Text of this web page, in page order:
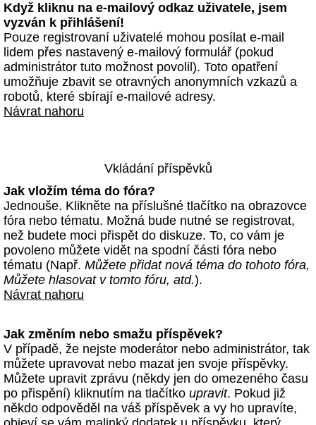
Když kliknu na e-mailový odkaz uživatele, jsem
vyzván k přihlášení!
Pouze registrovaní uživatelé mohou posílat e-mail
lidem přes nastavený e-mailový formulář (pokud
administrátor tuto možnost povolil). Toto opatření
umožňuje zbavit se otravných anonymních vzkazů a
robotů, které sbírají e-mailové adresy.
Návrat nahoru
Vkládání příspěvků
Jak vložím téma do fóra?
Jednouše. Klikněte na příslušné tlačítko na obrazovce
fóra nebo tématu. Možná bude nutné se registrovat,
než budete moci přispět do diskuze. To, co vám je
povoleno můžete vidět na spodní části fóra nebo
tématu (Např. Můžete přidat nová téma do tohoto fóra,
Můžete hlasovat v tomto fóru, atd.).
Návrat nahoru
Jak změním nebo smažu příspěvek?
V případě, že nejste moderátor nebo administrátor, tak
můžete upravovat nebo mazat jen svoje příspěvky.
Můžete upravit zprávu (někdy jen do omezeného času
po přispění) kliknutím na tlačítko upravit. Pokud již
někdo odpověděl na váš příspěvek a vy ho upravíte,